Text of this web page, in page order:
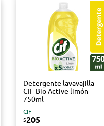
Detergente lavavajilla
CIF Bio Active limón
750ml
CIF
$205